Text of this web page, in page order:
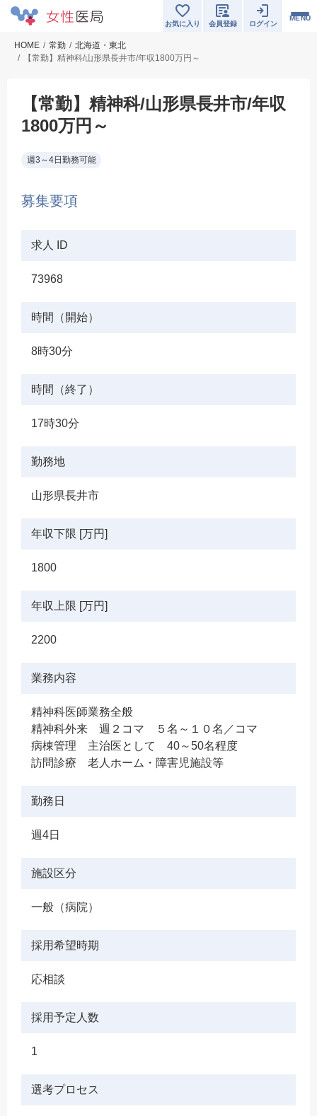
MENU
お気に入り 会員登録 ログイン
HOME 常勤
北海道・東北
【常勤】精神科/山形県長井市/年収1800万円～
【常勤】精神科/山形県長井市/年収
1800万円～
週3～4日勤務可能
募集要項
求人 ID
73968
時間（開始）
8時30分
時間（終了）
17時30分
勤務地
山形県長井市
年収下限 [万円]
1800
年収上限 [万円]
2200
業務内容
精神科医師業務全般
精神科外来 週２コマ ５名～１０名／コマ
病棟管理 主治医として 40～50名程度
訪問診療 老人ホーム・障害児施設等
勤務日
週4日
施設区分
一般（病院）
採用希望時期
応相談
採用予定人数
1
選考プロセス